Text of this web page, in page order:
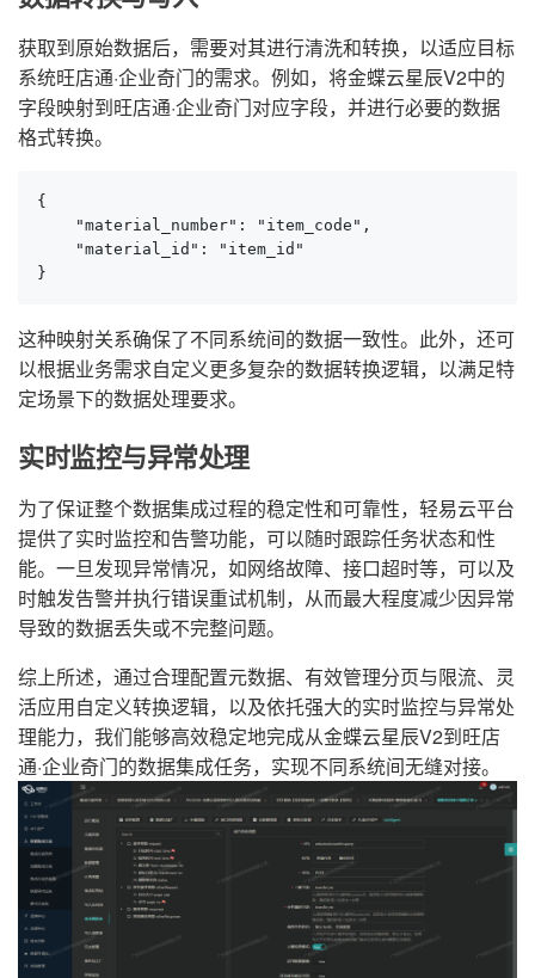
获取到原始数据后，需要对其进行清洗和转换，以适应目标
系统旺店通·企业奇门的需求。例如，将金蝶云星辰V2中的
字段映射到旺店通·企业奇门对应字段，并进行必要的数据
格式转换。
{
    "material_number": "item_code",
    "material_id": "item_id"
}
这种映射关系确保了不同系统间的数据一致性。此外，还可
以根据业务需求自定义更多复杂的数据转换逻辑，以满足特
定场景下的数据处理要求。
实时监控与异常处理
为了保证整个数据集成过程的稳定性和可靠性，轻易云平台
提供了实时监控和告警功能，可以随时跟踪任务状态和性
能。一旦发现异常情况，如网络故障、接口超时等，可以及
时触发告警并执行错误重试机制，从而最大程度减少因异常
导致的数据丢失或不完整问题。
综上所述，通过合理配置元数据、有效管理分页与限流、灵
活应用自定义转换逻辑，以及依托强大的实时监控与异常处
理能力，我们能够高效稳定地完成从金蝶云星辰V2到旺店
通·企业奇门的数据集成任务，实现不同系统间无缝对接。